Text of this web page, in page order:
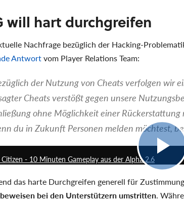
will hart durchgreifen
Nachfrage bezüglich der Hacking-
Antwortvom Player Relations Team:
der Nutzung von Cheats verfolgen wir
Cheats verstößt gegen unsere
ohne Möglichkeit einer Rückerstattung
du in Zukunft Personen melden möchtest,
- 10 Minuten Gameplay aus der Alpha 2.6
das harte Durchgreifen generell für
bei den Unterstützern umstritten.